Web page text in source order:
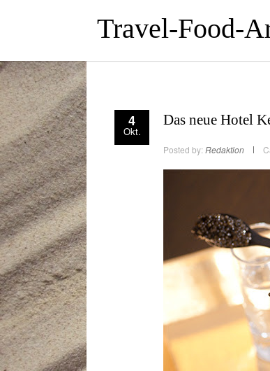
Travel-Food-
4
Okt.
Das neue Hotel
Posted by: Redaktion